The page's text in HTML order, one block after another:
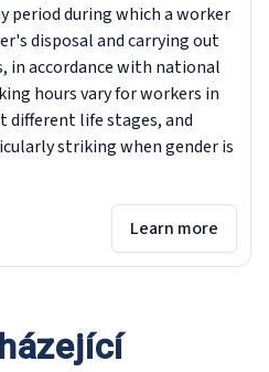
period during which a worker
disposal and carrying out
in accordance with national
hours vary for workers in
different life stages, and
striking when gender is
Learn more